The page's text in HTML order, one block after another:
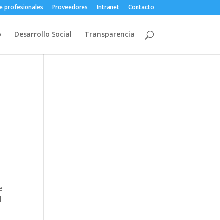
profesionales Proveedores Intranet Contacto
Desarrollo Social Transparencia